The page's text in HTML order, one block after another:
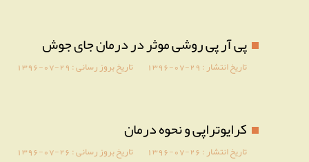
پی آر پی روشی موثر در درمان جای جوش
تاریخ انتشار :1396-07-29 تاریخ بروز رسانی :1396-07-29
کرایوتراپی و نحوه درمان
تاریخ انتشار :1396-07-26 تاریخ بروز رسانی :1396-07-26